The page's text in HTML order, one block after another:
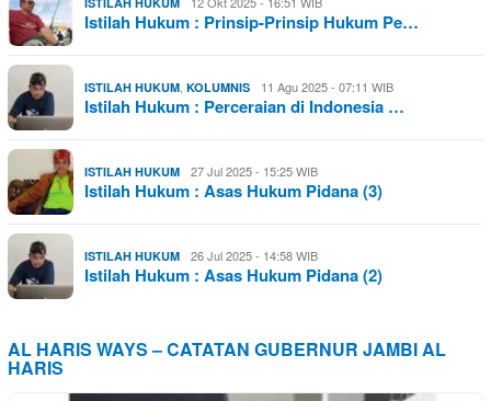
Istilah Hukum : Prinsip-Prinsip Hukum Pe…
ISTILAH HUKUM, KOLUMNIS 11 Agu 2025 - 07:11 WIB
Istilah Hukum : Perceraian di Indonesia …
ISTILAH HUKUM 27 Jul 2025 - 15:25 WIB
Istilah Hukum : Asas Hukum Pidana (3)
ISTILAH HUKUM 26 Jul 2025 - 14:58 WIB
Istilah Hukum : Asas Hukum Pidana (2)
AL HARIS WAYS – CATATAN GUBERNUR JAMBI AL
HARIS